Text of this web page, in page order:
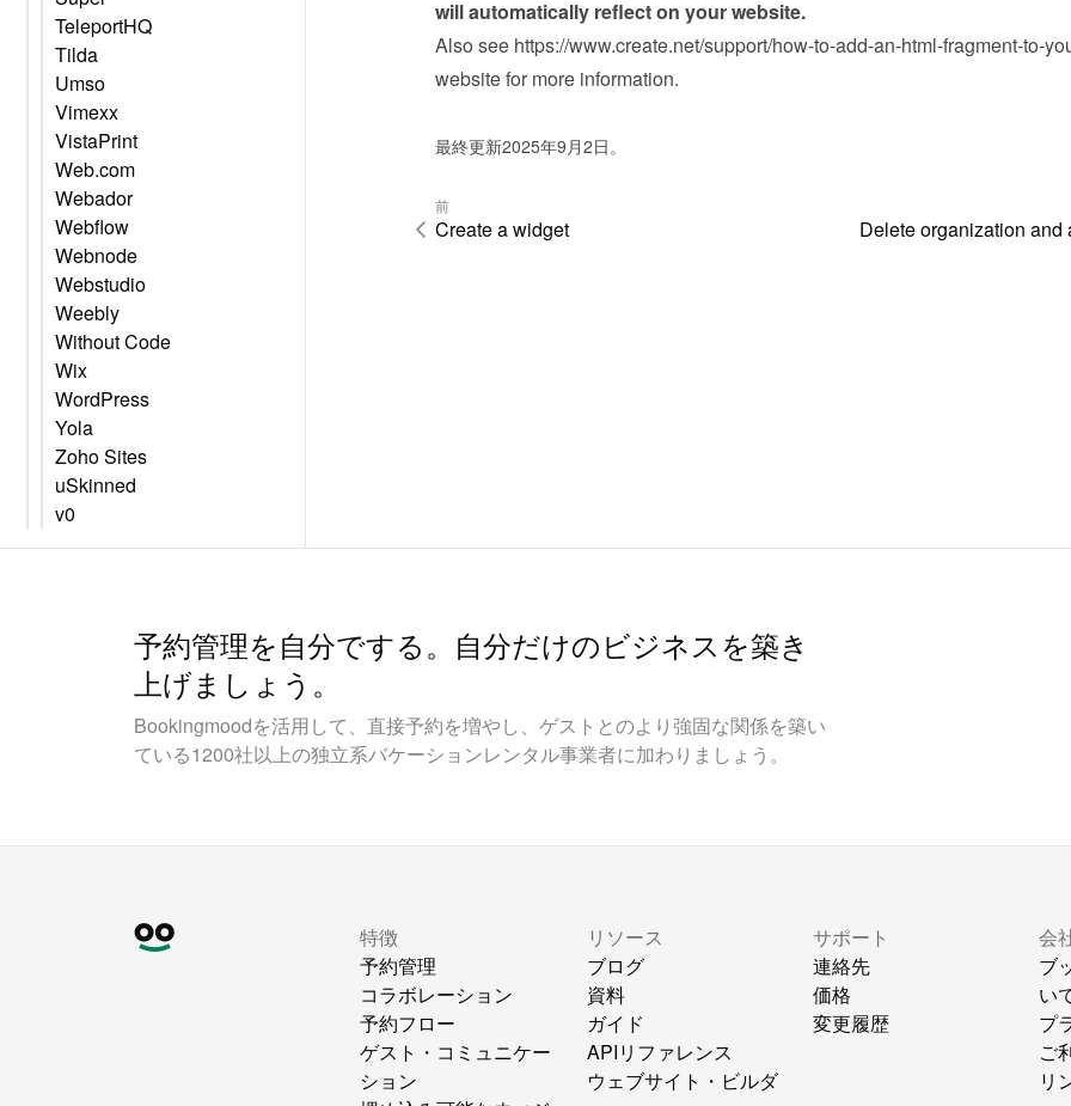
TeleportHQ
Tilda
Umso
Vimexx
VistaPrint
Web.com
Webador
Webflow
Webnode
Webstudio
Weebly
Without Code
Wix
WordPress
Yola
Zoho Sites
uSkinned
v0
will automatically reflect on your website.
Also see https://www.create.net/support/how-to-add-an-html-fragment-to-
website for more information.
最終更新2025年9月2日。
前
Create a widget Delete organization and
予約管理を自分でする。自分だけのビジネスを築き
上げましょう。
Bookingmoodを活用して、直接予約を増やし、ゲストとのより強固な関係を築い
ている1200社以上の独立系バケーションレンタル事業者に加わりましょう。
特徴
予約管理
コラボレーション
予約フロー
ゲスト・コミュニケー
ション
リソース
ブログ
資料
ガイド
APIリファレンス
ウェブサイト・ビルダ
サポート
連絡先
価格
変更履歴
会
ブ
い
プ
ご
リ